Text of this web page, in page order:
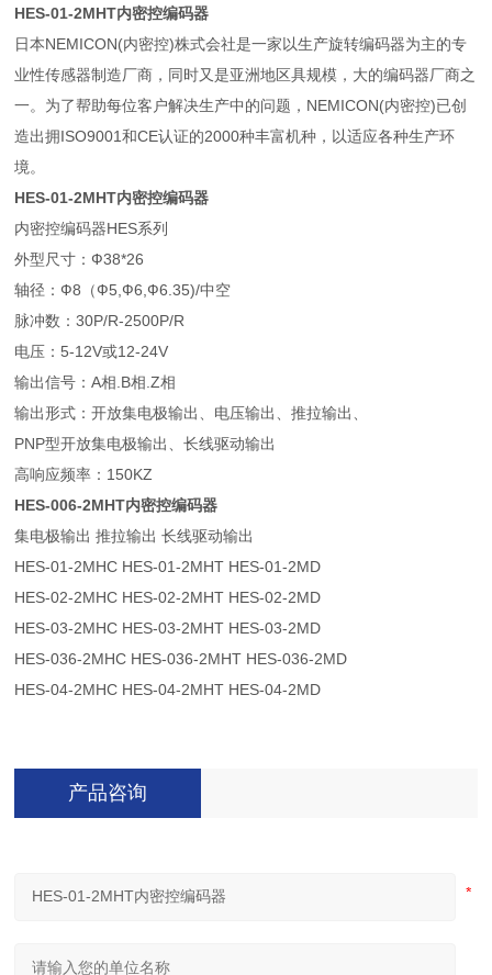
HES-01-2MHT内密控编码器
日本NEMICON(内密控)株式会社是一家以生产旋转编码器为主的专
业性传感器制造厂商，同时又是亚洲地区具规模，大的编码器厂商之
一。为了帮助每位客户解决生产中的问题，NEMICON(内密控)已创
造出拥ISO9001和CE认证的2000种丰富机种，以适应各种生产环
境。
HES-01-2MHT内密控编码器
内密控编码器HES系列
外型尺寸：Ф38*26
轴径：Ф8（Ф5,Ф6,Ф6.35)/中空
脉冲数：30P/R-2500P/R
电压：5-12V或12-24V
输出信号：A相.B相.Z相
输出形式：开放集电极输出、电压输出、推拉输出、
PNP型开放集电极输出、长线驱动输出
高响应频率：150KZ
HES-006-2MHT内密控编码器
集电极输出 推拉输出 长线驱动输出
HES-01-2MHC HES-01-2MHT HES-01-2MD
HES-02-2MHC HES-02-2MHT HES-02-2MD
HES-03-2MHC HES-03-2MHT HES-03-2MD
HES-036-2MHC HES-036-2MHT HES-036-2MD
HES-04-2MHC HES-04-2MHT HES-04-2MD
产品咨询